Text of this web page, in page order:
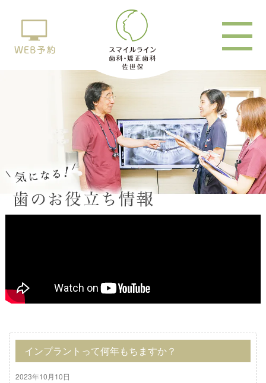
インプラントって何年もちますか？
2023年10月10日